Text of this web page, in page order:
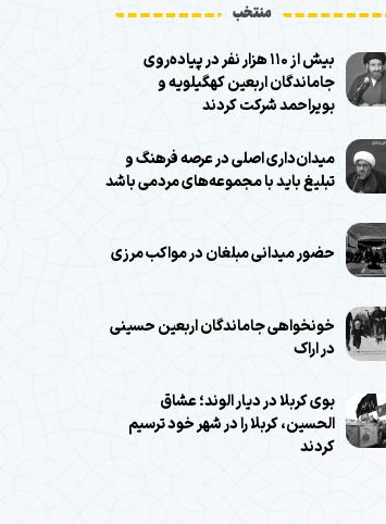
منتخب
بیش از ۱۱۰ هزار نفر در پیاده‌روی
جاماندگان اربعین کهگیلویه و
بویراحمد شرکت کردند
میدان‌داری اصلی در عرصه فرهنگ و
تبلیغ باید با مجموعه‌های مردمی باشد
حضور میدانی مبلغان در مواکب مرزی
خونخواهی جاماندگان اربعین حسینی
در اراک
بوی کربلا در دیار الوند؛ عشاق
الحسین، کربلا را در شهر خود ترسیم
کردند